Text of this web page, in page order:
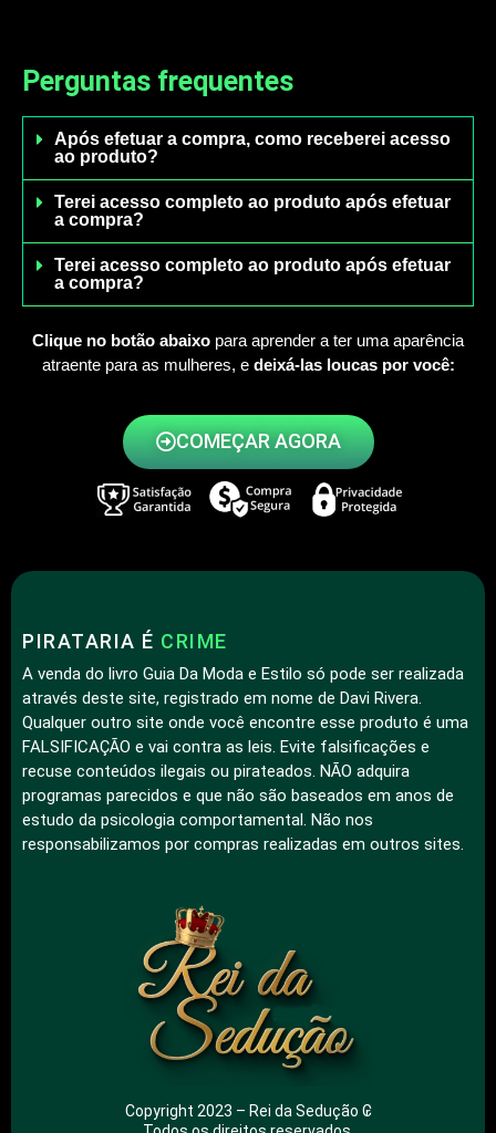
Perguntas frequentes
Após efetuar a compra, como receberei acesso
ao produto?
Terei acesso completo ao produto após efetuar
a compra?
Terei acesso completo ao produto após efetuar
a compra?
Clique no botão abaixo para aprender a ter uma aparência
atraente para as mulheres, edeixá-las loucas por você:
COMEÇAR AGORA
PIRATARIA É CRIME
A venda do livro Guia Da Moda e Estilo só pode ser realizada
através deste site, registrado em nome de Davi Rivera.
Qualquer outro site onde você encontre esse produto é uma
FALSIFICAÇÃO e vai contra as leis. Evite falsificações e
recuse conteúdos ilegais ou pirateados. NÃO adquira
programas parecidos e que não são baseados em anos de
estudo da psicologia comportamental. Não nos
responsabilizamos por compras realizadas em outros sites.
Copyright 2023 – Rei da Sedução ₢